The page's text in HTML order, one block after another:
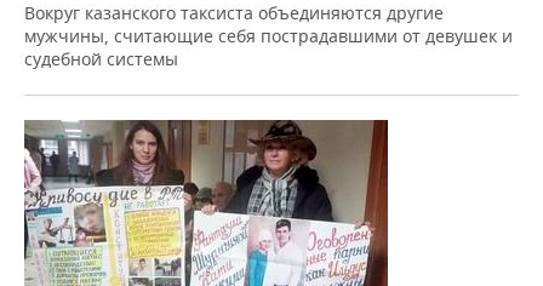
ХОККЕЙ С МЯЧОМ
ПРОИСШЕСТВИЯ
Вокруг казанского таксиста объединяются другие
мужчины, считающие себя пострадавшими от девушек и
судебной системы